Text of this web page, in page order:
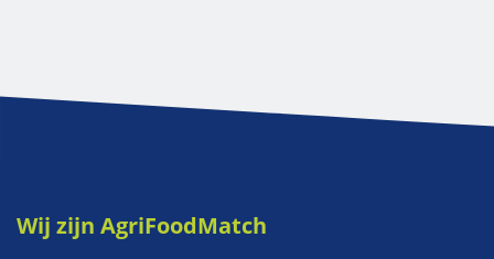
Wij zijn AgriFoodMatch